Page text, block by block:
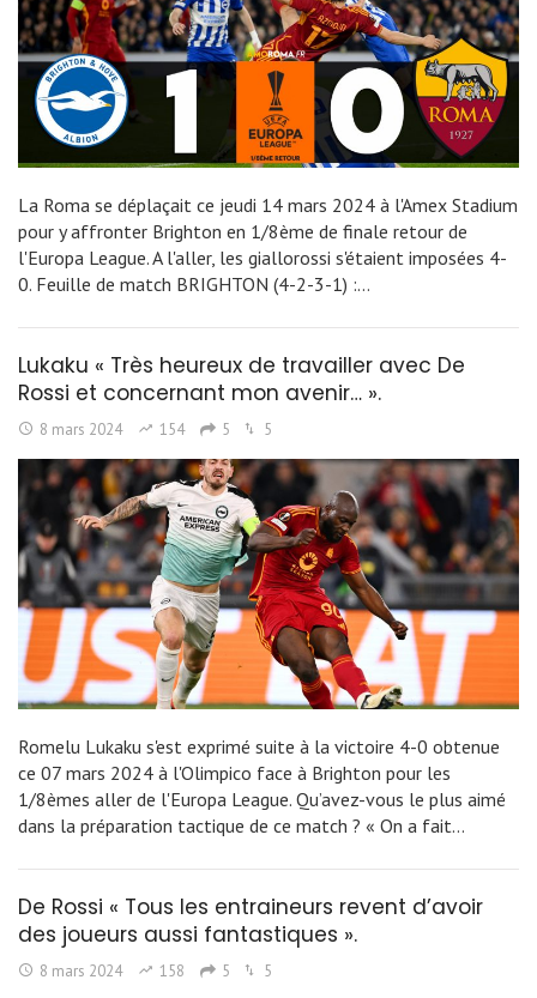
La Roma se déplaçait ce jeudi 14 mars 2024 à l'Amex Stadium
pour y affronter Brighton en 1/8ème de finale retour de
l'Europa League. A l'aller, les giallorossi s'étaient imposées 4-
0. Feuille de match BRIGHTON (4-2-3-1) :…
Lukaku « Très heureux de travailler avec De
Rossi et concernant mon avenir… ».
8 mars 2024 154 5 5
Romelu Lukaku s'est exprimé suite à la victoire 4-0 obtenue
ce 07 mars 2024 à l'Olimpico face à Brighton pour les
1/8èmes aller de l'Europa League. Qu’avez-vous le plus aimé
dans la préparation tactique de ce match ? « On a fait…
De Rossi « Tous les entraineurs revent d’avoir
des joueurs aussi fantastiques ».
8 mars 2024 158 5 5